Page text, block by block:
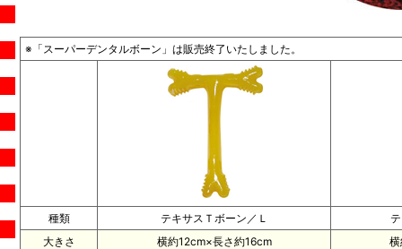
※「スーパーデンタルボーン」は販売終了いたしました。
種類 テキサスＴボーン／Ｌ
大きさ
横約12cm×長さ約16cm